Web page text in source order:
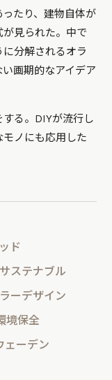
たり、建物自体が
見られた。中で
分解されるオラ
画期的なアイデア
る。DIYが流行し
ノにも応用した
ド
ステナブル
ーデザイン
境保全
ェーデン